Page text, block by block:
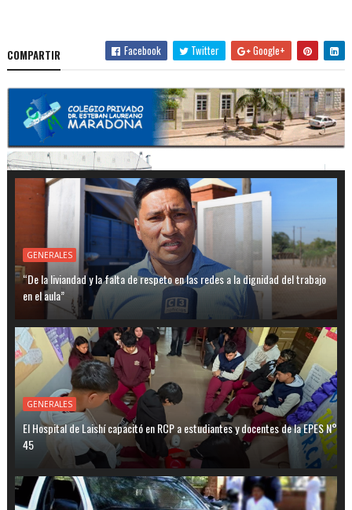
COMPARTIR Facebook Twitter Google+
GENERALES
“De la liviandad y la falta de respeto en las redes a la dignidad del trabajo
en el aula”
GENERALES
El Hospital de Laishí capacitó en RCP a estudiantes y docentes de la EPES N°
45